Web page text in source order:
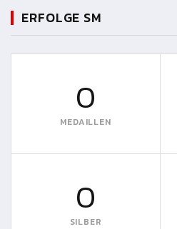
ERFOLGE SM
0
MEDAILLEN
0
SILBER